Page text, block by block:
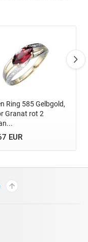
Ring 585 Gelbgold,
Granat rot 2
EUR